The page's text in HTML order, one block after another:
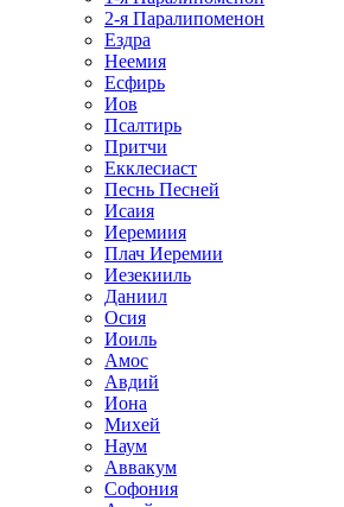
2-я Паралипоменон
Ездра
Неемия
Есфирь
Иов
Псалтирь
Притчи
Екклесиаст
Песнь Песней
Исаия
Иеремиия
Плач Иеремии
Иезекииль
Даниил
Осия
Иоиль
Амос
Авдий
Иона
Михей
Наум
Аввакум
Софония